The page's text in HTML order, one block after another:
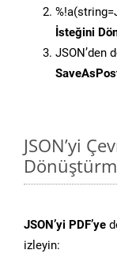
İsteğini
JSON’den
JSON’yi
JSON’yi PDF’ye
izleyin: